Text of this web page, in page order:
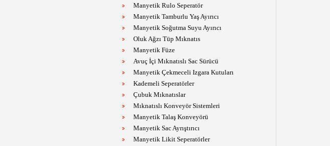
Manyetik Rulo Seperatör
Manyetik Tamburlu Yaş Ayırıcı
Manyetik Soğutma Suyu Ayırıcı
Oluk Ağzı Tüp Mıknatıs
Manyetik Füze
Avuç İçi Mıknatıslı Sac Sürücü
Manyetik Çekmeceli Izgara Kutuları
Kademeli Seperatörler
Çubuk Mıknatıslar
Mıknatıslı Konveyör Sistemleri
Manyetik Talaş Konveyörü
Manyetik Sac Ayrıştırıcı
Manyetik Likit Seperatörler